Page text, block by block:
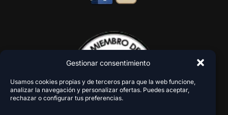
Gestionar consentimiento
Usamos cookies propias y de terceros para que la web funcione,
analizar la navegación y personalizar ofertas. Puedes aceptar,
rechazar o configurar tus preferencias.